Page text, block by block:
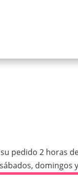
pedido 2 horas
domingos